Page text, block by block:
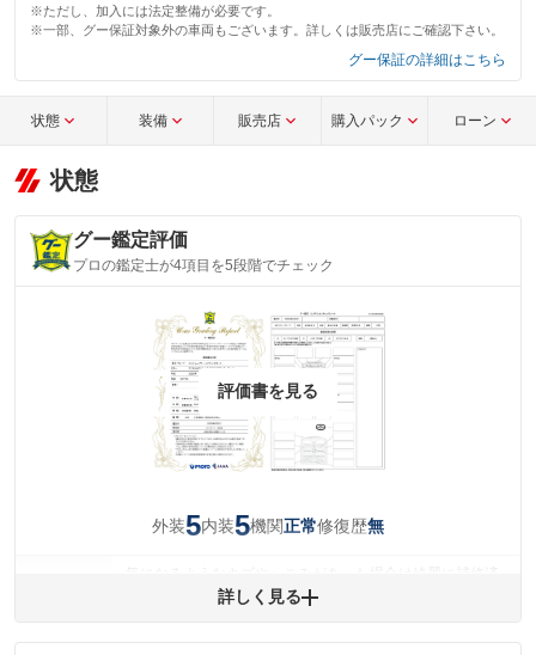
※ただし、加入には法定整備が必要です。
※一部、グー保証対象外の車両もございます。詳しくは販売店にご確認下さい。
グー保証の詳細はこちら
状態 装備 販売店 購入パック ローン
状態
グー鑑定評価
プロの鑑定士が4項目を5段階でチェック
評価書を見る
外装5内装5機関正常修復歴無
みですが、 小さなキズやヘコミが残っている場合もありま
詳しく見る